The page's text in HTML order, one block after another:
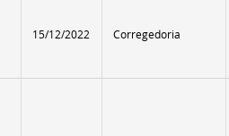
15/12/2022 Corregedoria